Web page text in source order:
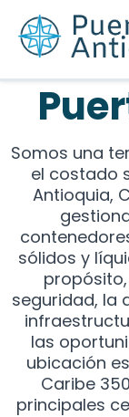
Somos una
el costado
Antioquia,
sólidos y
seguridad, la
las
ubicación
Caribe
principales